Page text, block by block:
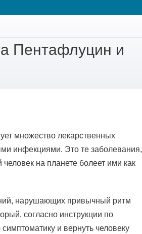
Пентафлуцин и
множество лекарственных
инфекциями. Это те заболевания,
на планете болеет ими как
нарушающих привычный ритм
согласно инструкции по
и вернуть человеку